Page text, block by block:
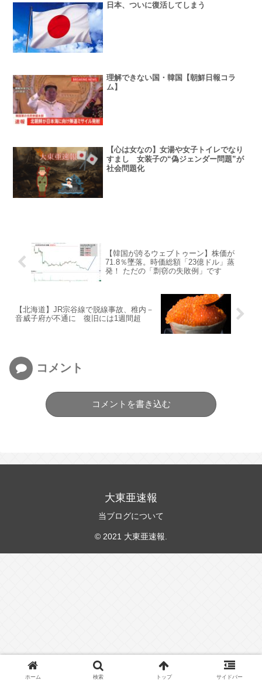
日本、ついに復活してしまう
理解できない国・韓国【朝鮮日報コラ
ム】
【心は女なの】女湯や女子トイレでなり
すまし 女装子の“偽ジェンダー問題”が
社会問題化
【韓国が誇るウェブトゥーン】株価が
71.8％墜落。時価総額「23億ドル」蒸
発！ ただの「剽窃の失敗例」です
【北海道】JR宗谷線で脱線事故、稚内－
音威子府が不通に 復旧には1週間超
コメント
コメントを書き込む
大東亜速報
当ブログについて
© 2021 大東亜速報.
ホーム 検索 トップ サイドバー